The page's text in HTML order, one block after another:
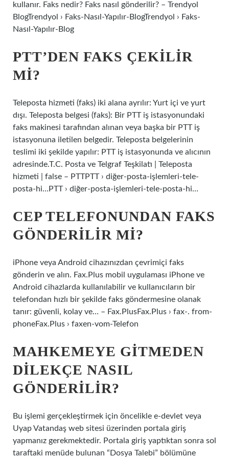
kullanır. Faks nedir? Faks nasıl gönderilir? – Trendyol
BlogTrendyol › Faks-Nasıl-Yapılır-BlogTrendyol › Faks-
Nasıl-Yapılır-Blog
PTT’DEN FAKS ÇEKILIR
MI?
Teleposta hizmeti (faks) iki alana ayrılır: Yurt içi ve yurt
dışı. Teleposta belgesi (faks): Bir PTT iş istasyonundaki
faks makinesi tarafından alınan veya başka bir PTT iş
istasyonuna iletilen belgedir. Teleposta belgelerinin
teslimi iki şekilde yapılır: PTT iş istasyonunda ve alıcının
adresinde.T.C. Posta ve Telgraf Teşkilatı | Teleposta
hizmeti | false – PTTPTT › diğer-posta-işlemleri-tele-
posta-hi…PTT › diğer-posta-işlemleri-tele-posta-hi…
CEP TELEFONUNDAN FAKS
GÖNDERILIR MI?
iPhone veya Android cihazınızdan çevrimiçi faks
gönderin ve alın. Fax.Plus mobil uygulaması iPhone ve
Android cihazlarda kullanılabilir ve kullanıcıların bir
telefondan hızlı bir şekilde faks göndermesine olanak
tanır: güvenli, kolay ve… – Fax.PlusFax.Plus › fax-. from-
phoneFax.Plus › faxen-vom-Telefon
MAHKEMEYE GITMEDEN
DILEKÇE NASIL
GÖNDERILIR?
Bu işlemi gerçekleştirmek için öncelikle e-devlet veya
Uyap Vatandaş web sitesi üzerinden portala giriş
yapmanız gerekmektedir. Portala giriş yaptıktan sonra sol
taraftaki menüde bulunan “Dosya Talebi” bölümüne